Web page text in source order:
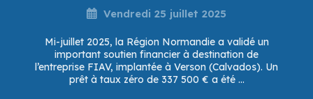
Vendredi 25 juillet 2025
Mi-juillet 2025, la Région Normandie a validé un
important soutien financier à destination de
l’entreprise FIAV, implantée à Verson (Calvados). Un
prêt à taux zéro de 337 500 € a été ...